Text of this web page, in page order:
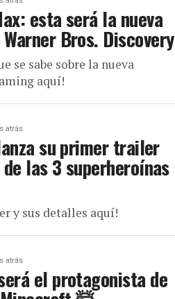
esta será la nueva
Bros. Discovery
se sabe sobre la nueva
aquí!
atrás
su primer trailer
las 3 superheroínas
y sus detalles aquí!
atrás
el protagonista de